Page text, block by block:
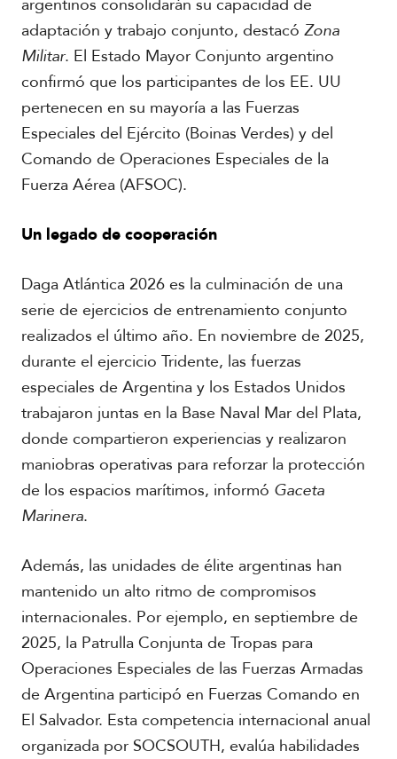
e
p
r
a
j
e
p
e
i
a
c
a
d
e
i
a
F
t
o
i
d
o
s
argentinos consolidarán su capacidad de
adaptación y trabajo conjunto, destacó Zona
Militar. El Estado Mayor Conjunto argentino
confirmó que los participantes de los EE. UU
pertenecen en su mayoría a las Fuerzas
Especiales del Ejército (Boinas Verdes) y del
Comando de Operaciones Especiales de la
Fuerza Aérea (AFSOC).
Un legado de cooperación
Daga Atlántica 2026 es la culminación de una
serie de ejercicios de entrenamiento conjunto
realizados el último año. En noviembre de 2025,
durante el ejercicio Tridente, las fuerzas
especiales de Argentina y los Estados Unidos
trabajaron juntas en la Base Naval Mar del Plata,
donde compartieron experiencias y realizaron
maniobras operativas para reforzar la protección
de los espacios marítimos, informó Gaceta
Marinera.
Además, las unidades de élite argentinas han
mantenido un alto ritmo de compromisos
internacionales. Por ejemplo, en septiembre de
2025, la Patrulla Conjunta de Tropas para
Operaciones Especiales de las Fuerzas Armadas
de Argentina participó en Fuerzas Comando en
El Salvador. Esta competencia internacional anual
organizada por SOCSOUTH, evalúa habilidades